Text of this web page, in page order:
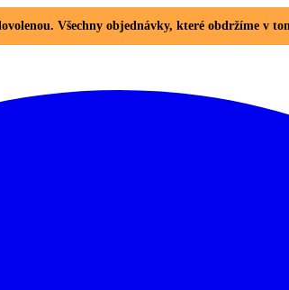
Všechny objednávky, které obdržíme v